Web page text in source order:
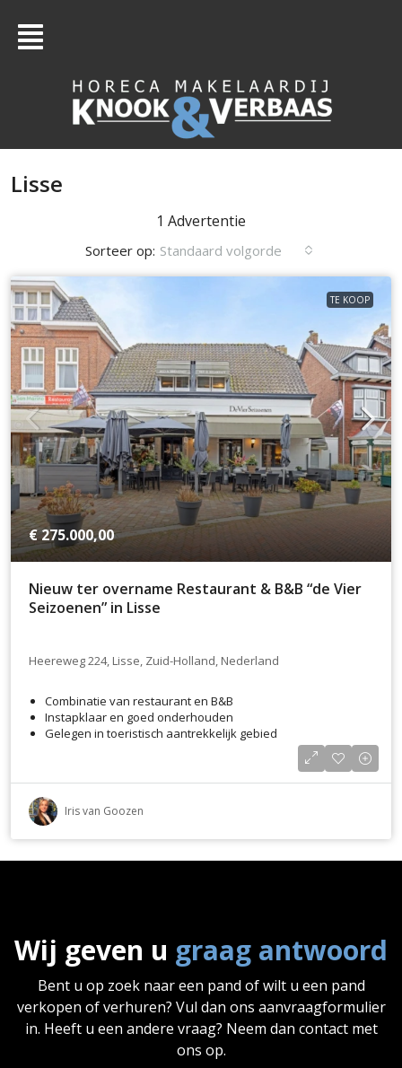
Lisse
1 Advertentie
Sorteer op: Standaard volgorde
TE KOOP
€ 275.000,00
Nieuw ter overname Restaurant & B&B “de Vier
Seizoenen” in Lisse
Heereweg 224, Lisse, Zuid-Holland, Nederland
Combinatie van restaurant en B&B
Instapklaar en goed onderhouden
Gelegen in toeristisch aantrekkelijk gebied
Iris van Goozen
Wij geven u graag antwoord
Bent u op zoek naar een pand of wilt u een pand
verkopen of verhuren? Vul dan ons aanvraagformulier
in. Heeft u een andere vraag? Neem dan contact met
ons op.